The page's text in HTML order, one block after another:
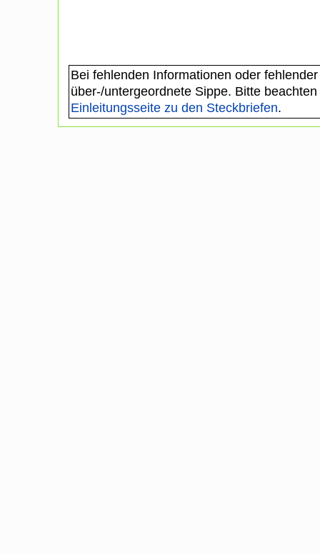
Bei fehlenden Informationen oder
über-/untergeordnete Sippe. Bitte
Einleitungsseite zu den Steckbriefen.